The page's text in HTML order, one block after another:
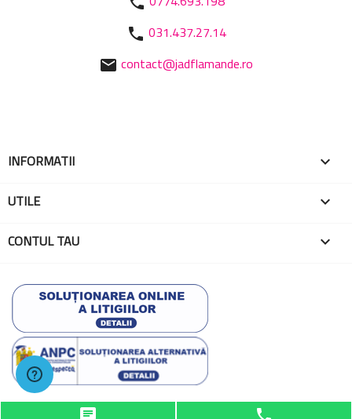
phone 031.437.27.14
mail contact@jadflamande.ro
INFORMATII 
UTILE 
CONTUL TAU 
© 2026 - Toate drepturile rezervate EMA Globo One
chat phone